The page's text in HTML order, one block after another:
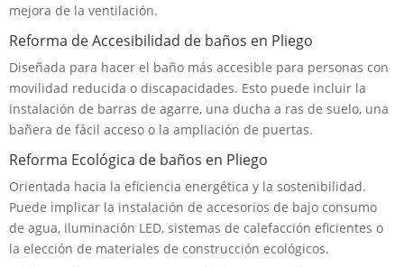
mejora de la ventilación.
Reforma de Accesibilidad de baños en Pliego
Diseñada para hacer el baño más accesible para personas con
movilidad reducida o discapacidades. Esto puede incluir la
instalación de barras de agarre, una ducha a ras de suelo, una
bañera de fácil acceso o la ampliación de puertas.
Reforma Ecológica de baños en Pliego
Orientada hacia la eficiencia energética y la sostenibilidad.
Puede implicar la instalación de accesorios de bajo consumo
de agua, iluminación LED, sistemas de calefacción eficientes o
la elección de materiales de construcción ecológicos.